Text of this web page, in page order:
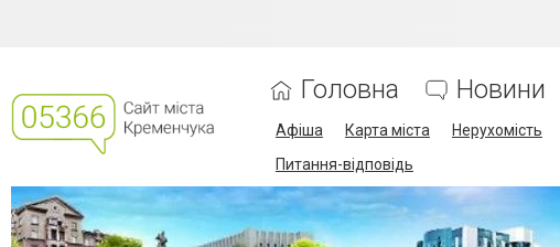
Головна Новини
Афіша Карта міста Нерухомість
Питання-відповідь